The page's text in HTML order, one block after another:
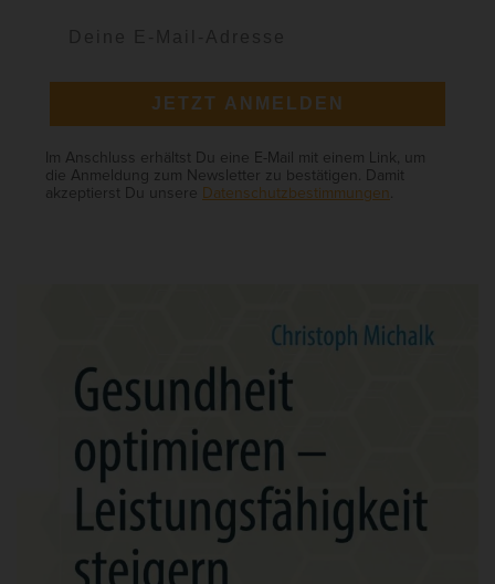
JETZT ANMELDEN
Im Anschluss erhältst Du eine E-Mail mit einem Link, um
die Anmeldung zum Newsletter zu bestätigen. Damit
akzeptierst Du unsere Datenschutzbestimmungen.